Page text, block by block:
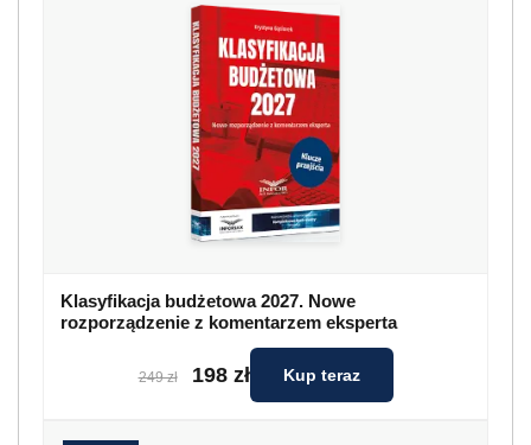
Klasyfikacja budżetowa 2027. Nowe
rozporządzenie z komentarzem eksperta
249 zł 198 zł Kup teraz